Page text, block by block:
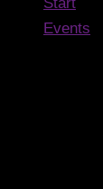
Events